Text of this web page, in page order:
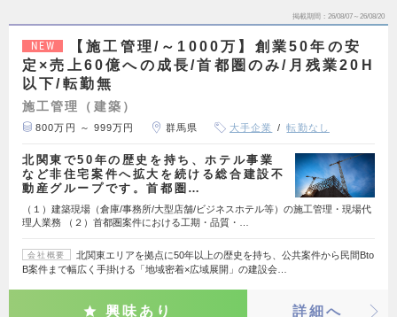
掲載期間 26/08/07～26/08/20
NEW
【施工管理/～1000万】創業50年の安
定×売上60億への成長/首都圏のみ/月残業20H
以下/転勤無
施工管理（建築）
800万円 ～ 999万円 群馬県 大手企業 転勤なし
北関東で50年の歴史を持ち、ホテル事業
など非住宅案件へ拡大を続ける総合建設不
動産グループです。首都圏…
（１）建築現場（倉庫/事務所/大型店舗/ビジネスホテル等）の施工管理・現場代
理人業務 （２）首都圏案件における工期・品質・…
会社概要
北関東エリアを拠点に50年以上の歴史を持ち、公共案件から民間Bto
B案件まで幅広く手掛ける「地域密着×広域展開」の建設会…
興味あり 詳細へ